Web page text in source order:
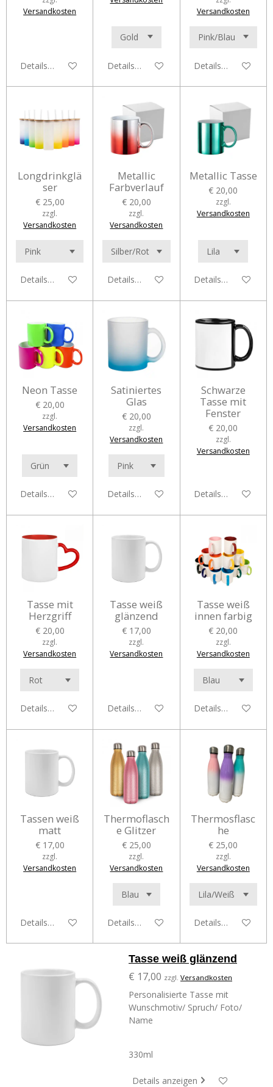
Versandkosten
Details anzeigen Details anzeigen
Versandkosten
Details anzeigen
Longdrinkglä
ser
€ 25,00
zzgl.
Versandkosten
Details anzeigen
Metallic
Farbverlauf
€ 20,00
zzgl.
Versandkosten
Details anzeigen
Metallic Tasse
€ 20,00
zzgl.
Versandkosten
Details anzeigen
Neon Tasse
€ 20,00
zzgl.
Versandkosten
Details anzeigen
Satiniertes
Glas
€ 20,00
zzgl.
Versandkosten
Details anzeigen
Schwarze
Tasse mit
Fenster
€ 20,00
zzgl.
Versandkosten
Details anzeigen
Tasse mit
Herzgriff
€ 20,00
zzgl.
Versandkosten
Details anzeigen
Tasse weiß
glänzend
€ 17,00
zzgl.
Versandkosten
Details anzeigen
Tasse weiß
innen farbig
€ 20,00
zzgl.
Versandkosten
Details anzeigen
Tassen weiß
matt
€ 17,00
zzgl.
Versandkosten
Details anzeigen
Thermoflasch
e Glitzer
€ 25,00
zzgl.
Versandkosten
Details anzeigen
Thermosflasc
he
€ 25,00
zzgl.
Versandkosten
Details anzeigen
Tasse weiß glänzend
€ 17,00 zzgl. Versandkosten
Personalisierte Tasse mit
Wunschmotiv/ Spruch/ Foto/
Name
330ml
Details anzeigen